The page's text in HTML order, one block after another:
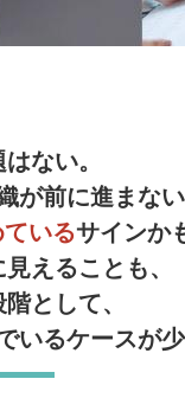
ない。
が前に進まない
いるサインか
えることも、
として、
いるケースが